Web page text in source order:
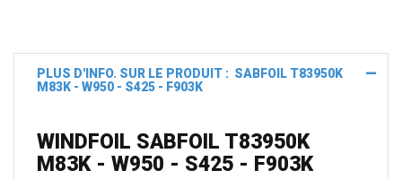
PLUS D'INFO. SUR LE PRODUIT : SABFOIL T83950K
M83K - W950 - S425 - F903K
WINDFOIL SABFOIL T83950K
M83K - W950 - S425 - F903K